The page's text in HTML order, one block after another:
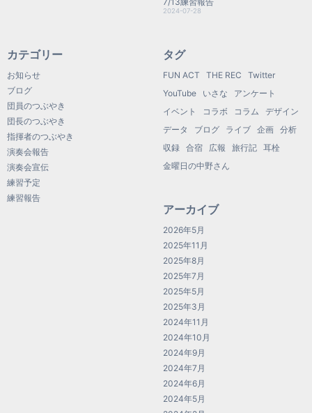
2024-07-28
カテゴリー
お知らせ
ブログ
団員のつぶやき
団長のつぶやき
指揮者のつぶやき
演奏会報告
演奏会宣伝
練習予定
練習報告
タグ
FUN ACT THE REC
Twitter
YouTube
いさな
アンケート
イベント
コラボ コラム
デザイン
データ
ブログ ライブ 企画
分析
収録
合宿 広報 旅行記
耳栓
金曜日の中野さん
アーカイブ
2026年5月
2025年11月
2025年8月
2025年7月
2025年5月
2025年3月
2024年11月
2024年10月
2024年9月
2024年7月
2024年6月
2024年5月